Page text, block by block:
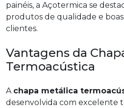
painéis, a Açotermica se
produtos de qualidade e
clientes.
Vantagens da
Termoacústica
A chapa metálica
desenvolvida com excelente